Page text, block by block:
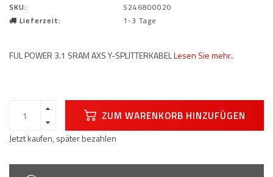
SKU:
S246800020
Lieferzeit:
1-3 Tage
FUL POWER 3.1 SRAM AXS Y-SPLITTERKABELLesen Sie mehr..
ZUM WARENKORB HINZUFÜGEN
Jetzt kaufen, später bezahlen